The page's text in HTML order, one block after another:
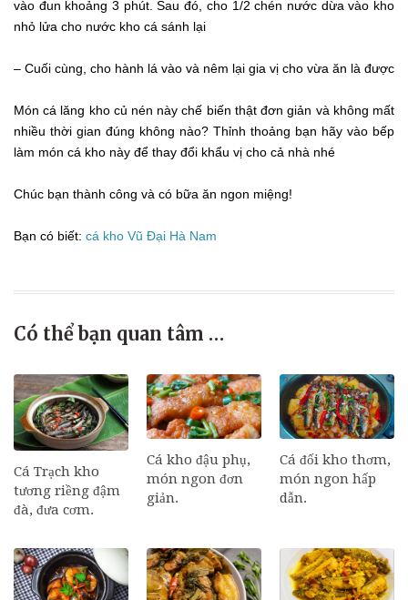
vào đun khoảng 3 phút. Sau đó, cho 1/2 chén nước dừa vào kho
nhỏ lửa cho nước kho cá sánh lại
– Cuối cùng, cho hành lá vào và nêm lại gia vị cho vừa ăn là được
Món cá lăng kho củ nén này chế biến thật đơn giản và không mất
nhiều thời gian đúng không nào? Thỉnh thoảng bạn hãy vào bếp
làm món cá kho này để thay đổi khẩu vị cho cả nhà nhé
Chúc bạn thành công và có bữa ăn ngon miệng!
Bạn có biết: cá kho Vũ Đại Hà Nam
Có thể bạn quan tâm …
Cá Trạch kho
tương riềng đậm
đà, đưa cơm.
Cá kho đậu phụ,
món ngon đơn
giản.
Cá đối kho thơm,
món ngon hấp
dẫn.